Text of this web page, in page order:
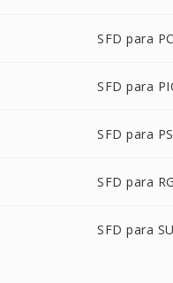
SFD para
SFD para
SFD para
SFD para
SFD para